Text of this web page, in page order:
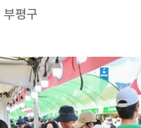
부평구